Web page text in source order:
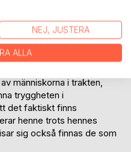
vilket sätt då?"
är inte många mai'sheh i de
födseln ..."
människorna i trakten,
tryggheten i
det faktiskt finns
henne trots hennes
sig också finnas de som
NEJ, JUSTERA
ALLA